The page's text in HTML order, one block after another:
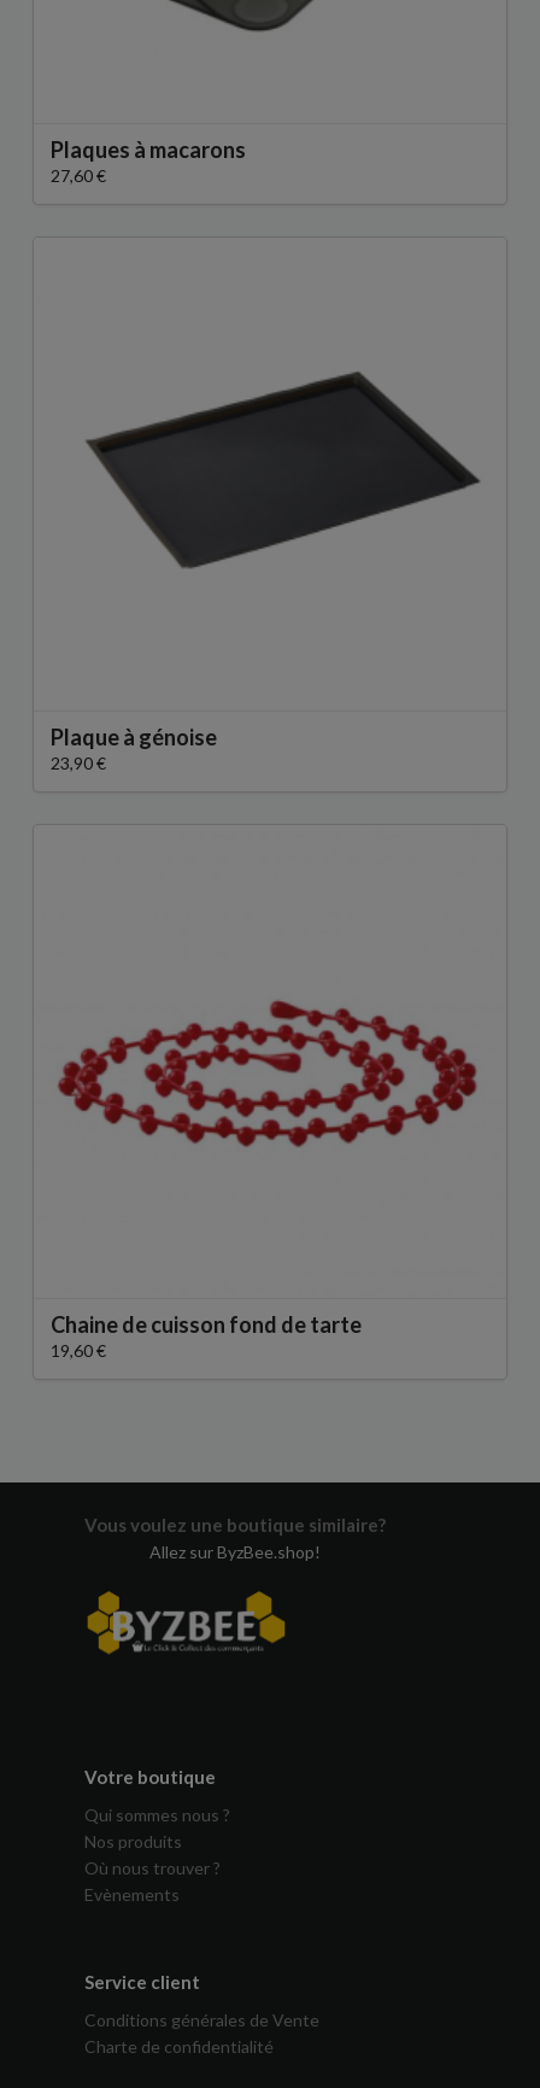
Plaques à macarons
27,60 €
Plaque à génoise
23,90 €
Chaine de cuisson fond de tarte
19,60 €
Vous voulez une boutique similaire?
Allez sur ByzBee.shop!
Votre boutique
Qui sommes nous ?
Nos produits
Où nous trouver ?
Evènements
Service client
Conditions générales de Vente
Charte de confidentialité